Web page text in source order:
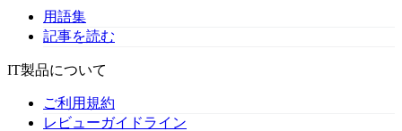
用語集
記事を読む
IT製品について
ご利用規約
レビューガイドライン